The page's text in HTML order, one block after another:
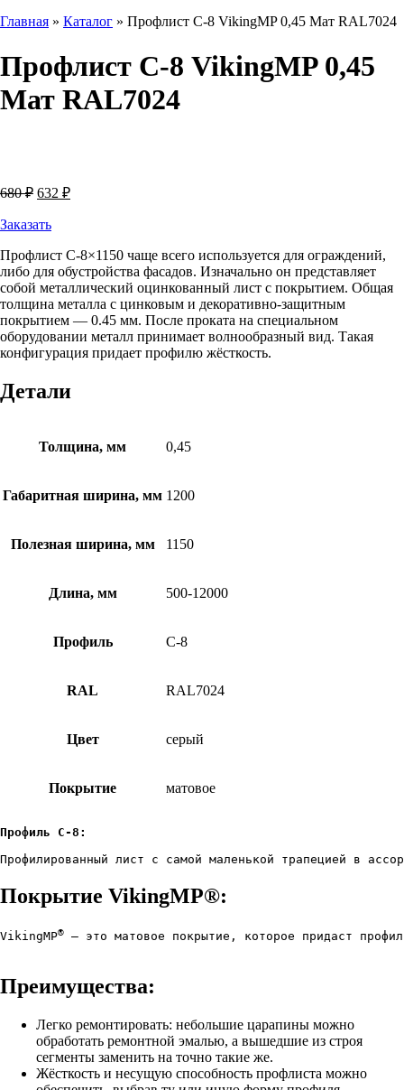
Главная » Каталог » Профлист С-8 VikingMP 0,45 Мат RAL7024
Профлист С-8 VikingMP 0,45
Мат RAL7024
680₽ Первоначальная
составляла
632 ₽Текущая
Заказать
Профлист С-8×1150 чаще всего используется для ограждений,
либо для обустройства фасадов. Изначально он представляет
собой металлический оцинкованный лист с покрытием. Общая
толщина металла с цинковым и декоративно-защитным
покрытием — 0.45 мм. После проката на специальном
оборудовании металл принимает волнообразный вид. Такая
конфигурация придает профилю жёсткость.
Детали
Толщина, мм 0,45
Габаритная ширина, мм 1200
Полезная ширина, мм 1150
Длина, мм 500-12000
Профиль С-8
RAL RAL7024
Цвет серый
Покрытие матовое
Профилированный лист с самой маленькой трапецией в
Покрытие VikingMP®:
VikingMP® — это матовое покрытие, которое придаст
Преимущества:
Легко ремонтировать: небольшие царапины можно
обработать ремонтной эмалью, а вышедшие из строя
сегменты заменить на точно такие же.
Жёсткость и несущую способность профлиста можно